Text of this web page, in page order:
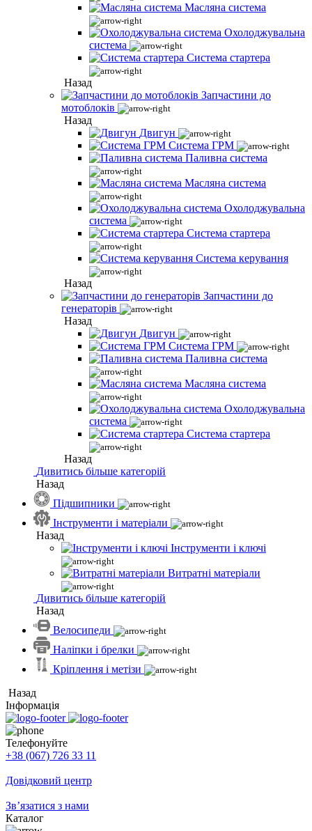
Масляна система
Охолоджувальна
система
Система стартера
Назад
Запчастини до
мотоблоків
Назад
Двигун
Система ГРМ
Паливна система
Масляна система
Охолоджувальна
система
Система стартера
Система керування
Назад
Запчастини до
генераторів
Назад
Двигун
Система ГРМ
Паливна система
Масляна система
Охолоджувальна
система
Система стартера
Назад
Дивитись більше категорій
Назад
Підшипники
Інструменти і матеріали
Назад
Інструменти і ключі
Витратні матеріали
Дивитись більше категорій
Назад
Велосипеди
Наліпки і брелки
Кріплення і метізи
Назад
Інформація
Телефонуйте
+38 (067) 726 33 11
Довідковий центр
Зв’язатися з нами
Каталог